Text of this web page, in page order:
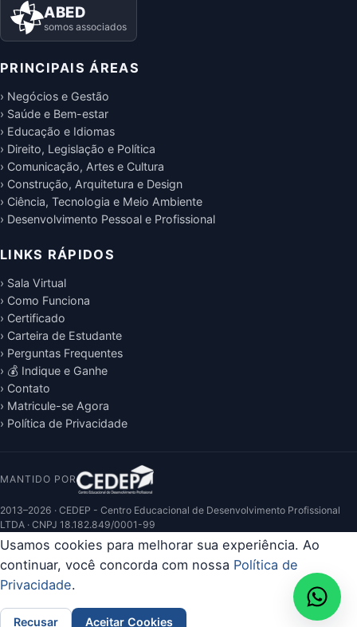
ABED
somos associados
PRINCIPAIS ÁREAS
› Negócios e Gestão
› Saúde e Bem-estar
› Educação e Idiomas
› Direito, Legislação e Política
› Comunicação, Artes e Cultura
› Construção, Arquitetura e Design
› Ciência, Tecnologia e Meio Ambiente
› Desenvolvimento Pessoal e Profissional
LINKS RÁPIDOS
› Sala Virtual
› Como Funciona
› Certificado
› Carteira de Estudante
› Perguntas Frequentes
› 💰 Indique e Ganhe
› Contato
› Matricule-se Agora
› Política de Privacidade
MANTIDO POR
2013–2026 · CEDEP - Centro Educacional de Desenvolvimento Profissional
LTDA · CNPJ 18.182.849/0001-99
Usamos cookies para melhorar sua experiência. Ao
continuar, você concorda com nossa Política de
Privacidade.
Recusar Aceitar Cookies